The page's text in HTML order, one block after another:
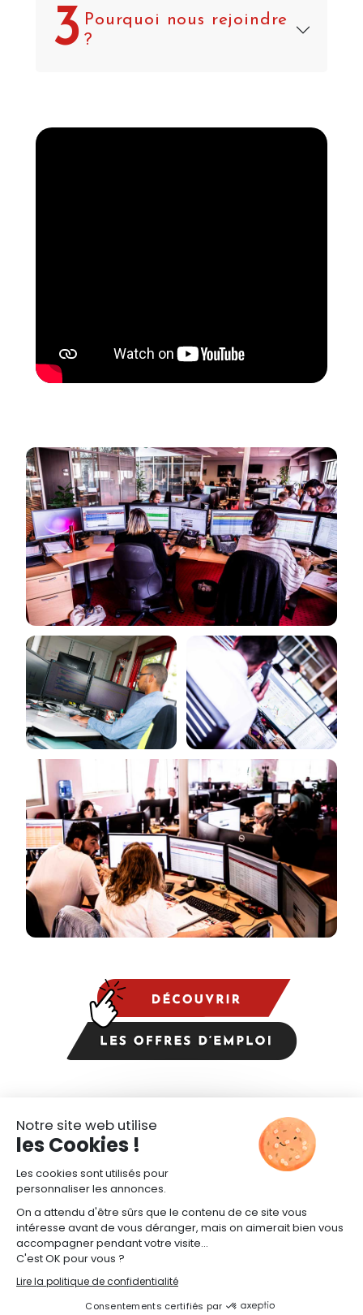
3 Pourquoi nous rejoindre
?
CANDIDATURE SPONTANÉE
SITE TRANSPORTS CAPELLE
COPYRIGHT© RECRUTEMENTS TRANSPORTS CAPELLE -